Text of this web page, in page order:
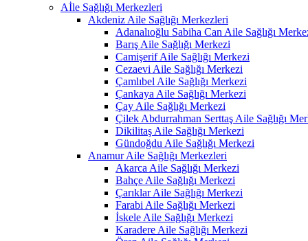
Aİle Sağlığı Merkezleri
Akdeniz Aile Sağlığı Merkezleri
Adanalıoğlu Sabiha Can Aile Sağlığı
Barış Aile Sağlığı Merkezi
Camişerif Aile Sağlığı Merkezi
Cezaevi Aile Sağlığı Merkezi
Çamlıbel Aile Sağlığı Merkezi
Çankaya Aile Sağlığı Merkezi
Çay Aile Sağlığı Merkezi
Çilek Abdurrahman Serttaş Aile Sağlığı
Dikilitaş Aile Sağlığı Merkezi
Gündoğdu Aile Sağlığı Merkezi
Anamur Aile Sağlığı Merkezleri
Akarca Aile Sağlığı Merkezi
Bahçe Aile Sağlığı Merkezi
Çarıklar Aile Sağlığı Merkezi
Farabi Aile Sağlığı Merkezi
İskele Aile Sağlığı Merkezi
Karadere Aile Sağlığı Merkezi